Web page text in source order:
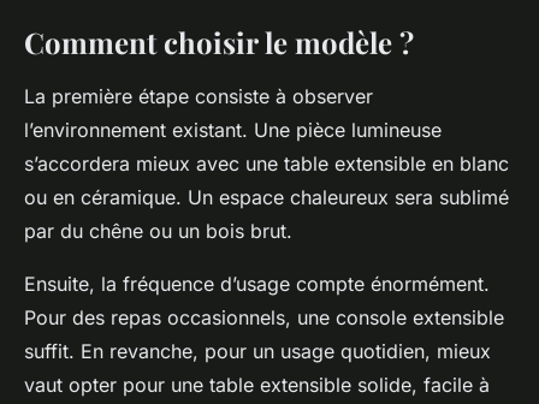
Comment choisir le modèle ?
La première étape consiste à observer
l’environnement existant. Une pièce lumineuse
s’accordera mieux avec une table extensible en blanc
ou en céramique. Un espace chaleureux sera sublimé
par du chêne ou un bois brut.
Ensuite, la fréquence d’usage compte énormément.
Pour des repas occasionnels, une console extensible
suffit. En revanche, pour un usage quotidien, mieux
vaut opter pour une table extensible solide, facile à